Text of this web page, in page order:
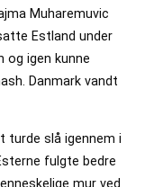
Muharemuvic
Estland under
og igen kunne
Danmark vandt
turde slå igennem i
fulgte bedre
mur ved